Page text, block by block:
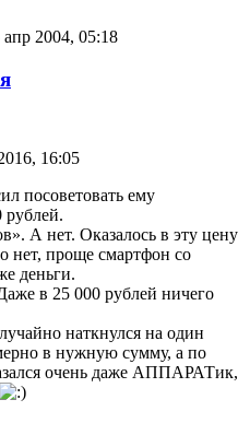
2004, 05:18
16:05
посоветовать ему
рублей.
А нет. Оказалось в эту цену
нет, проще смартфон со
деньги.
в 25 000 рублей ничего
наткнулся на один
в нужную сумму, а по
очень даже АППАРАТик,